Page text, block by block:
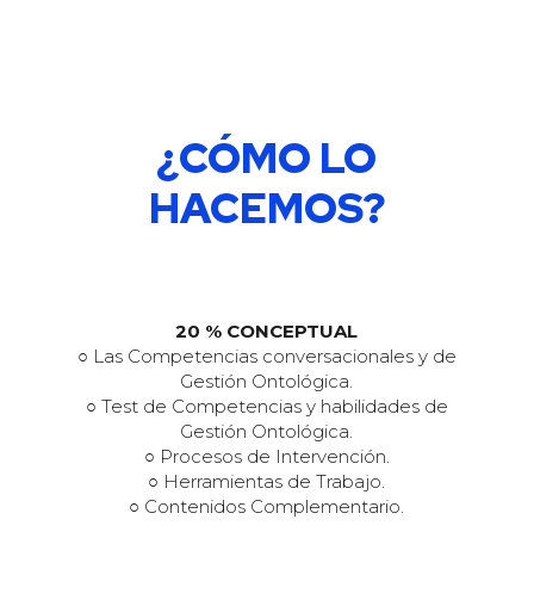
¿CÓMO LO
HACEMOS?
20 % CONCEPTUAL
○ Las Competencias conversacionales y de
Gestión Ontológica.
○ Test de Competencias y habilidades de
Gestión Ontológica.
○ Procesos de Intervención.
○ Herramientas de Trabajo.
○ Contenidos Complementario.